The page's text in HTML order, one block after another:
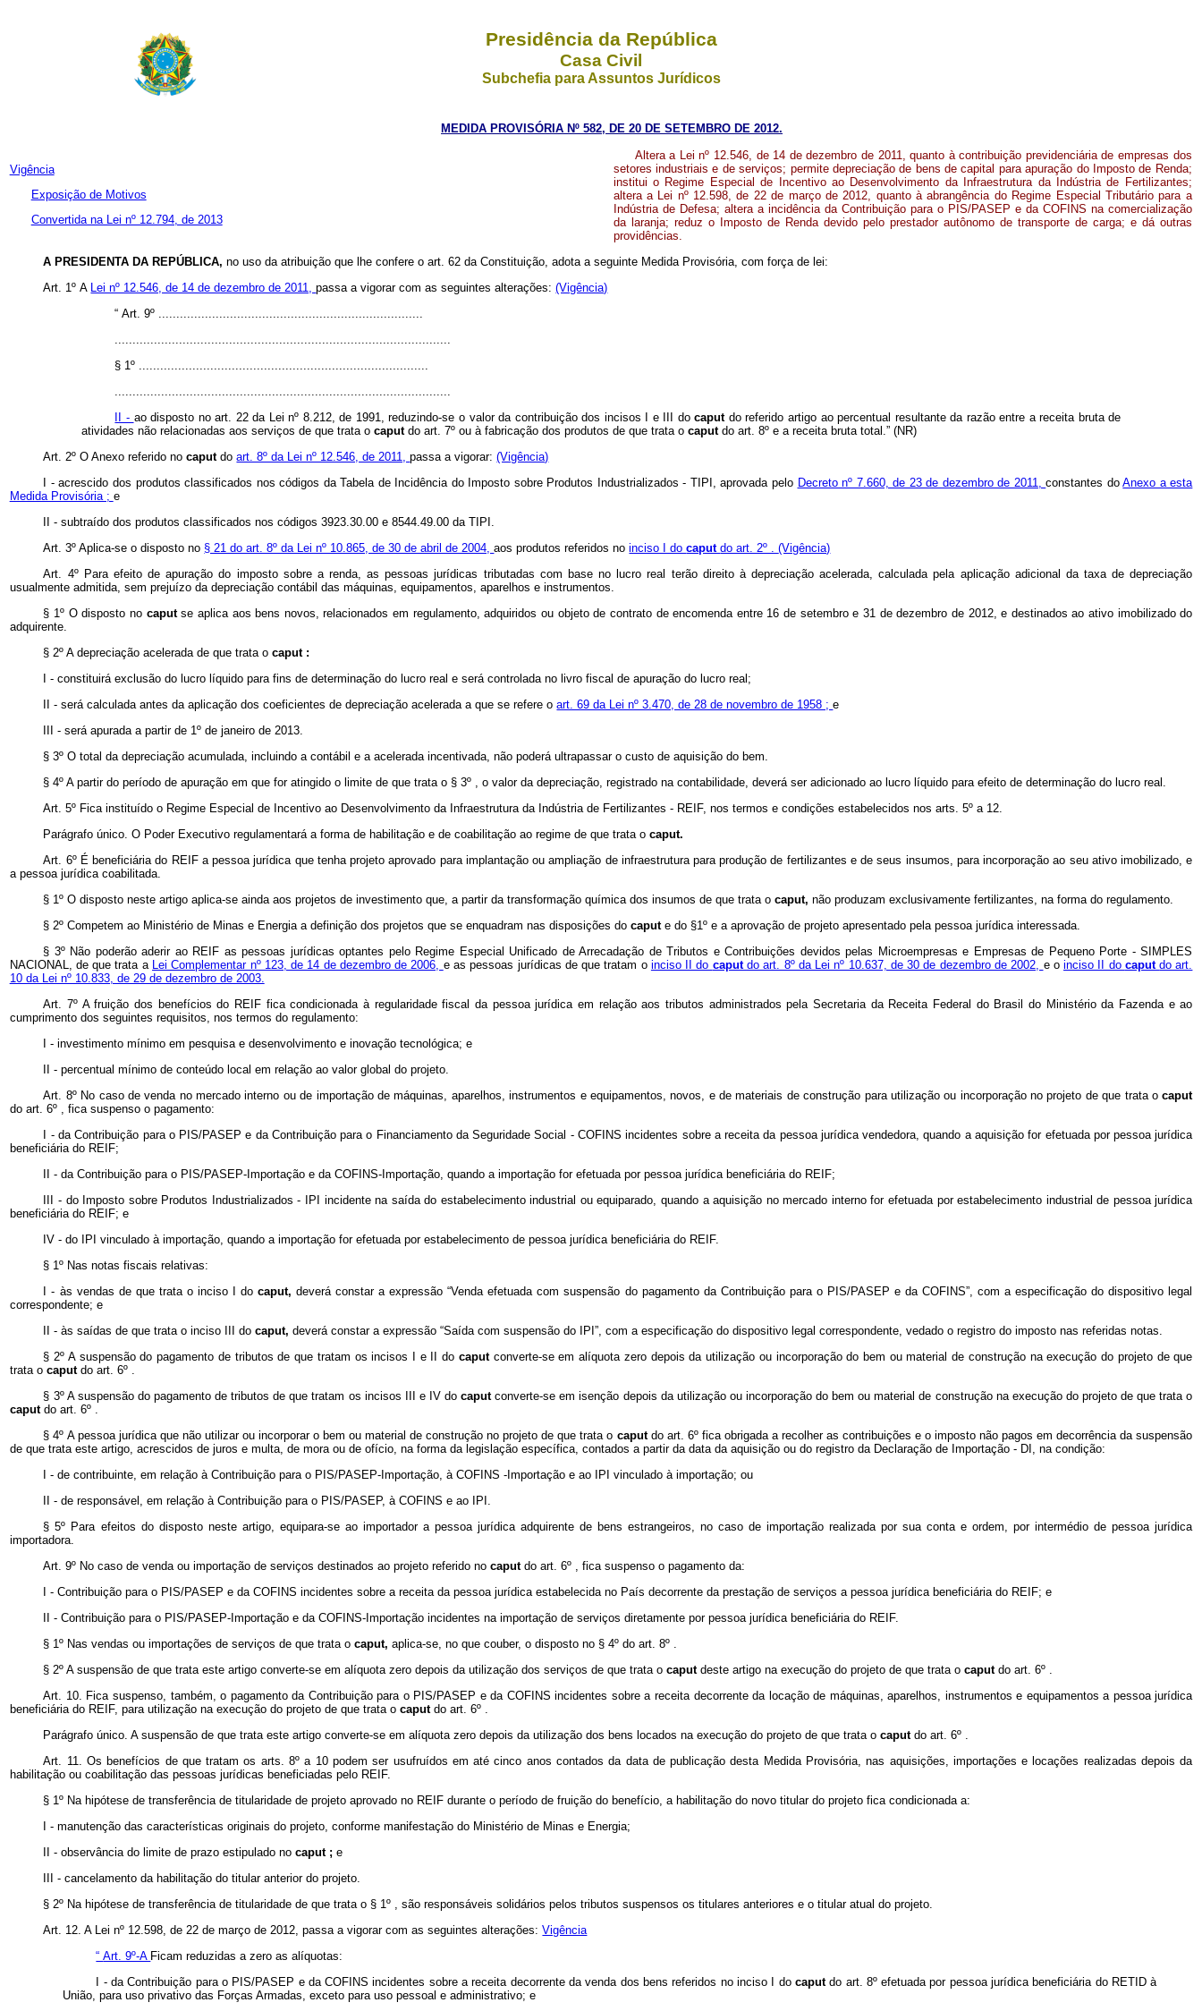
Presidência da República
Casa Civil
Subchefia para Assuntos Jurídicos
MEDIDA PROVISÓRIA Nº 582, DE 20 DE SETEMBRO DE 2012.
Vigência
Exposição de Motivos
Convertida na Lei nº 12.794, de 2013
Altera a Lei nº 12.546, de 14 de dezembro de 2011, quanto à contribuição previdenciária de empresas dos
setores industriais e de serviços; permite depreciação de bens de capital para apuração do Imposto de Renda;
institui o Regime Especial de Incentivo ao Desenvolvimento da Infraestrutura da Indústria de Fertilizantes;
altera a Lei nº 12.598, de 22 de março de 2012, quanto à abrangência do Regime Especial Tributário para a
Indústria de Defesa; altera a incidência da Contribuição para o PIS/PASEP e da COFINS na comercialização
da laranja; reduz o Imposto de Renda devido pelo prestador autônomo de transporte de carga; e dá outras
providências.
A PRESIDENTA DA REPÚBLICA,no uso da atribuição que lhe confere o art. 62 da Constituição, adota a seguinte Medida Provisória, com força de lei:
Art. 1ºA Lei nº 12.546, de 14 de dezembro de 2011,passa a vigorar com as seguintes alterações:(Vigência)
“Art. 9º ..........................................................................
§ 1º .................................................................................
II - ao disposto no art. 22 da Lei nº 8.212, de 1991, reduzindo-se o valor da contribuição dos incisos I e III docaput do referido artigo ao percentual resultante da razão entre a receita bruta de
atividades não relacionadas aos serviços de que trata o caput do art. 7º ou à fabricação dos produtos de que trata o caput do art. 8º e a receita bruta total.” (NR)
Art. 2º O Anexo referido nocaputdoart. 8º da Lei nº 12.546, de 2011,passa a vigorar:(Vigência)
I - acrescido dos produtos classificados nos códigos da Tabela de Incidência do Imposto sobre Produtos Industrializados - TIPI, aprovada pelo Decreto nº 7.660, de 23 de dezembro de 2011,constantes doAnexo a esta
Medida Provisória ; e
II - subtraído dos produtos classificados nos códigos 3923.30.00 e 8544.49.00 da TIPI.
Art. 3º Aplica-se o disposto no § 21 do art. 8º da Lei nº 10.865, de 30 de abril de 2004,aos produtos referidos noinciso I docaputdo art. 2º .(Vigência)
Art. 4º Para efeito de apuração do imposto sobre a renda, as pessoas jurídicas tributadas com base no lucro real terão direito à depreciação acelerada, calculada pela aplicação adicional da taxa de depreciação
usualmente admitida, sem prejuízo da depreciação contábil das máquinas, equipamentos, aparelhos e instrumentos.
§ 1º O disposto no caputse aplica aos bens novos, relacionados em regulamento, adquiridos ou objeto de contrato de encomenda entre 16 de setembro e 31 de dezembro de 2012, e destinados ao ativo imobilizado do
adquirente.
§ 2º A depreciação acelerada de que trata ocaput :
I - constituirá exclusão do lucro líquido para fins de determinação do lucro real e será controlada no livro fiscal de apuração do lucro real;
II - será calculada antes da aplicação dos coeficientes de depreciação acelerada a que se refere oart. 69 da Lei nº 3.470, de 28 de novembro de 1958 ;e
III - será apurada a partir de 1º de janeiro de 2013.
§ 3º O total da depreciação acumulada, incluindo a contábil e a acelerada incentivada, não poderá ultrapassar o custo de aquisição do bem.
§ 4º A partir do período de apuração em que for atingido o limite de que trata o § 3º , o valor da depreciação, registrado na contabilidade, deverá ser adicionado ao lucro líquido para efeito de determinação do lucro real.
Art. 5º Fica instituído o Regime Especial de Incentivo ao Desenvolvimento da Infraestrutura da Indústria de Fertilizantes - REIF, nos termos e condições estabelecidos nos arts. 5º a 12.
Parágrafo único. O Poder Executivo regulamentará a forma de habilitação e de coabilitação ao regime de que trata ocaput.
Art. 6º É beneficiária do REIF a pessoa jurídica que tenha projeto aprovado para implantação ou ampliação de infraestrutura para produção de fertilizantes e de seus insumos, para incorporação ao seu ativo imobilizado, e
a pessoa jurídica coabilitada.
§ 1º O disposto neste artigo aplica-se ainda aos projetos de investimento que, a partir da transformação química dos insumos de que trata ocaput,não produzam exclusivamente fertilizantes, na forma do regulamento.
§ 2º Competem ao Ministério de Minas e Energia a definição dos projetos que se enquadram nas disposições docapute do §1º e a aprovação de projeto apresentado pela pessoa jurídica interessada.
§ 3º Não poderão aderir ao REIF as pessoas jurídicas optantes pelo Regime Especial Unificado de Arrecadação de Tributos e Contribuições devidos pelas Microempresas e Empresas de Pequeno Porte - SIMPLES
NACIONAL, de que trata a Lei Complementar nº 123, de 14 de dezembro de 2006, e as pessoas jurídicas de que tratam o inciso II do caput do art. 8º da Lei nº 10.637, de 30 de dezembro de 2002, e oinciso II do caputdo art.
10 da Lei nº 10.833, de 29 de dezembro de 2003.
Art. 7º A fruição dos benefícios do REIF fica condicionada à regularidade fiscal da pessoa jurídica em relação aos tributos administrados pela Secretaria da Receita Federal do Brasildo Ministério da Fazenda e ao
cumprimento dos seguintes requisitos, nos termos do regulamento:
I - investimento mínimo em pesquisa e desenvolvimento e inovação tecnológica; e
II - percentual mínimo de conteúdo local em relação ao valor global do projeto.
Art. 8º No caso de venda no mercado interno ou de importação de máquinas, aparelhos, instrumentos e equipamentos, novos, e de materiais de construção para utilização ou incorporação no projeto de que trata ocaput
do art. 6º , fica suspenso o pagamento:
I - da Contribuição para o PIS/PASEP e da Contribuição para o Financiamento da Seguridade Social - COFINS incidentes sobre a receita da pessoa jurídica vendedora, quando a aquisição for efetuada por pessoa jurídica
beneficiária do REIF;
II - da Contribuição para o PIS/PASEP-Importação e da COFINS-Importação, quando a importação for efetuada por pessoa jurídica beneficiária do REIF;
III - do Imposto sobre Produtos Industrializados - IPI incidente na saída do estabelecimento industrial ou equiparado, quando a aquisição no mercado interno for efetuada por estabelecimento industrial de pessoa jurídica
beneficiária do REIF; e
IV - do IPI vinculado à importação, quando a importação for efetuada por estabelecimento de pessoa jurídica beneficiária do REIF.
§ 1º Nas notas fiscais relativas:
I - às vendas de que trata o inciso I docaput,deverá constar a expressão “Venda efetuada com suspensão do pagamento da Contribuição para o PIS/PASEP e da COFINS”, com a especificação do dispositivo legal
correspondente; e
II - às saídas de que trata o inciso III docaput,deverá constar a expressão “Saída com suspensão do IPI”, com a especificação do dispositivo legal correspondente, vedado o registro do imposto nas referidas notas.
§ 2º A suspensão do pagamento de tributos de que tratam os incisos I e II do caput converte-se em alíquota zero depois da utilização ou incorporação do bem ou material de construção na execução do projeto de que
trata o caput do art. 6º .
§ 3º A suspensão do pagamento de tributos de que tratam os incisos III e IV docaputconverte-se em isenção depois da utilização ou incorporação do bem ou material de construção na execução do projeto de que trata o
caput do art. 6º .
§ 4º A pessoa jurídica que não utilizar ou incorporar o bem ou material de construção no projeto de que trata o caput do art. 6º fica obrigada a recolher as contribuições e o imposto não pagos em decorrência da suspensão
de que trata este artigo, acrescidos de juros e multa, de mora ou de ofício, na forma da legislação específica, contados a partir da data da aquisição ou do registro da Declaração de Importação - DI, na condição:
I - de contribuinte, em relação à Contribuição para o PIS/PASEP-Importação, à COFINS -Importação e ao IPI vinculado à importação; ou
II - de responsável, em relação à Contribuição para o PIS/PASEP, à COFINS e ao IPI.
§ 5º Para efeitos do disposto neste artigo, equipara-se ao importador a pessoa jurídica adquirente de bens estrangeiros, no caso de importação realizada por sua conta e ordem, por intermédio de pessoa jurídica
importadora.
Art. 9º No caso de venda ou importação de serviços destinados ao projeto referido nocaputdo art. 6º , fica suspenso o pagamento da:
I - Contribuição para o PIS/PASEP e da COFINS incidentes sobre a receita da pessoa jurídica estabelecida no País decorrente da prestação de serviços a pessoa jurídica beneficiária do REIF; e
II - Contribuição para o PIS/PASEP-Importação e da COFINS-Importação incidentes na importação de serviços diretamente por pessoa jurídica beneficiária do REIF.
§ 1º Nas vendas ou importações de serviços de que trata ocaput,aplica-se, no que couber, o disposto no § 4º do art. 8º .
§ 2º A suspensão de que trata este artigo converte-se em alíquota zero depois da utilização dos serviços de que trata ocaputdeste artigo na execução do projeto de que trata ocaputdo art. 6º .
Art. 10. Fica suspenso, também, o pagamento da Contribuição para o PIS/PASEP e da COFINS incidentes sobre a receita decorrente da locação de máquinas, aparelhos, instrumentos e equipamentos a pessoa jurídica
beneficiária do REIF, para utilização na execução do projeto de que trata o caput do art. 6º .
Parágrafo único. A suspensão de que trata este artigo converte-se em alíquota zero depois da utilização dos bens locados na execução do projeto de que trata ocaputdo art. 6º .
Art. 11. Os benefícios de que tratam os arts. 8º a 10 podem ser usufruídos em até cinco anos contados da data de publicação desta Medida Provisória, nas aquisições, importações e locações realizadas depois da
habilitação ou coabilitação das pessoas jurídicas beneficiadas pelo REIF.
§ 1º Na hipótese de transferência de titularidade de projeto aprovado no REIF durante o período de fruição do benefício, a habilitação do novo titular do projeto fica condicionada a:
I - manutenção das características originais do projeto, conforme manifestação do Ministério de Minas e Energia;
II - observância do limite de prazo estipulado nocaput ;e
III - cancelamento da habilitação do titular anterior do projeto.
§ 2º Na hipótese de transferência de titularidade de que trata o § 1º , são responsáveis solidários pelos tributos suspensos os titulares anteriores e o titular atual do projeto.
Art. 12. A Lei nº 12.598, de 22 de março de 2012, passa a vigorar com as seguintes alterações:Vigência
“Art. 9º-A Ficam reduzidas a zero as alíquotas:
I - da Contribuição para o PIS/PASEP e da COFINS incidentes sobre a receita decorrente da venda dos bens referidos no inciso I do caputdo art. 8º efetuada por pessoa jurídica beneficiária do RETID à
União, para uso privativo das Forças Armadas, exceto para uso pessoal e administrativo; e